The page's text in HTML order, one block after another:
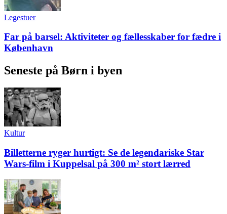
Legestuer
Far på barsel: Aktiviteter og fællesskaber for fædre i
København
Seneste på Børn i byen
Kultur
Billetterne ryger hurtigt: Se de legendariske Star
Wars-film i Kuppelsal på 300 m² stort lærred